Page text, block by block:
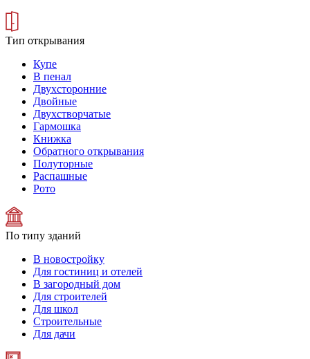
Тип открывания
Купе
В пенал
Двухсторонние
Двойные
Двухстворчатые
Гармошка
Книжка
Обратного открывания
Полуторные
Распашные
Рото
По типу зданий
В новостройку
Для гостиниц и отелей
В загородный дом
Для строителей
Для школ
Строительные
Для дачи